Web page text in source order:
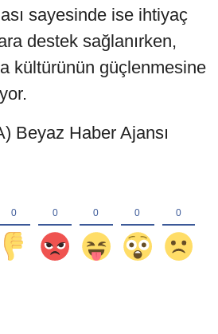
sayesinde ise ihtiyaç
destek sağlanırken,
kültürünün güçlenmesine
Beyaz Haber Ajansı